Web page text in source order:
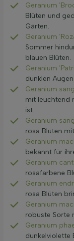
Geranium
Blüten und
Gärten.
Geranium
Sommer
blauen Blüten.
Geranium
dunklen
Geranium
mit leuchtend
ist.
Geranium
rosa Blüten
Geranium
bekannt für
Geranium
rosafarbene
Geranium
rosa Blüten
Geranium
robuste Sorte
Geranium
dunkelviolette